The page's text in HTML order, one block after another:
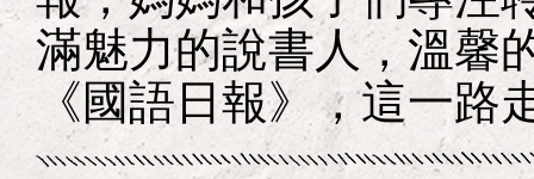
滿魅力的說書人，溫馨
《國語日報》，這一